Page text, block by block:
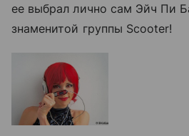
ее выбрал лично сам Эйч Пи
знаменитой группы Scooter!